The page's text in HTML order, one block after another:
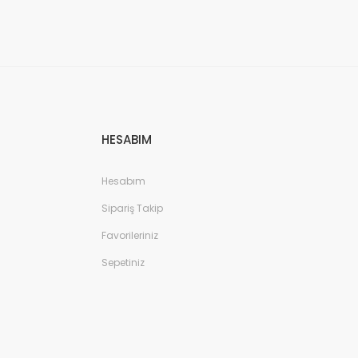
HESABIM
Hesabım
Sipariş Takip
Favorileriniz
Sepetiniz